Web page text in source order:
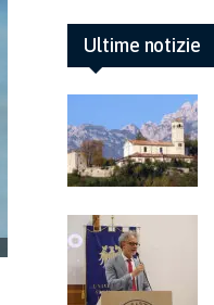
Ultime notizie